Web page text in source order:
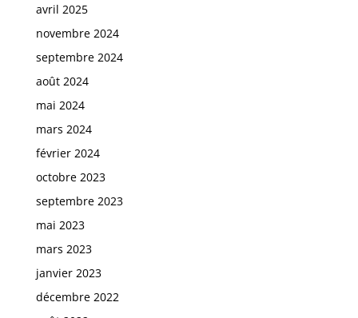
avril 2025
novembre 2024
septembre 2024
août 2024
mai 2024
mars 2024
février 2024
octobre 2023
septembre 2023
mai 2023
mars 2023
janvier 2023
décembre 2022